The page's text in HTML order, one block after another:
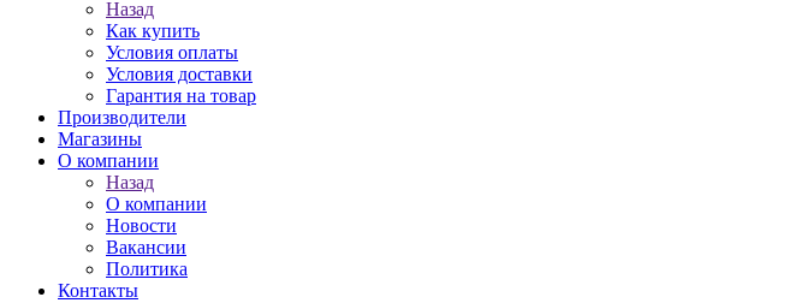
Назад
Как купить
Условия оплаты
Условия доставки
Гарантия на товар
Производители
Магазины
О компании
Назад
О компании
Новости
Вакансии
Политика
Контакты